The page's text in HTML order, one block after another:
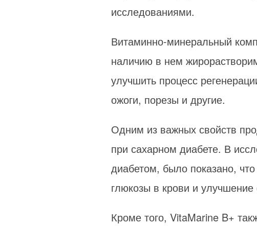
исследованиями.
Витаминно-минеральный
наличию в нем
улучшить процесс
ожоги, порезы и другие.
Одним из важных свойств
при сахарном диабете. В
диабетом, было показано,
глюкозы в крови и
Кроме того, VitaMarine B+